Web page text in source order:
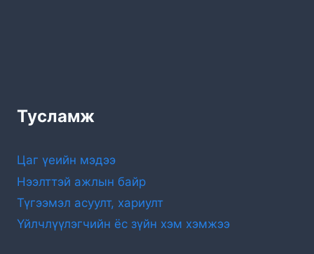
Тусламж
Цаг үеийн мэдээ
Нээлттэй ажлын байр
Түгээмэл асуулт, хариулт
Үйлчлүүлэгчийн ёс зүйн хэм хэмжээ